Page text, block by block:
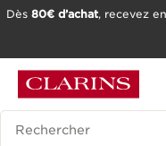
OUTIL D'ACCESSIBILITÉ
Dès 80€ d’achat, recevez
Historique des recherches